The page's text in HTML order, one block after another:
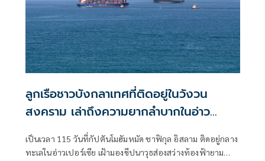
ลูกเรือชาวบังกลาเทศที่ติดอยู่ในวังวน
สงคราม เล่าถึงความยากลำบากในอ่าว
เป็นเวลา 115 วันที่กัปตันโมฮัมหมัด ชาฟิกุล อิสลาม ติดอยู่กลาง
ทะเลในอ่าวเปอร์เซีย เฝ้ามองขีปนาวุธส่องสว่างท้องฟ้ายาม